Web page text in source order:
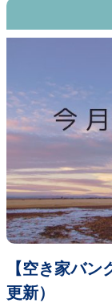
【空き家バ
更新）